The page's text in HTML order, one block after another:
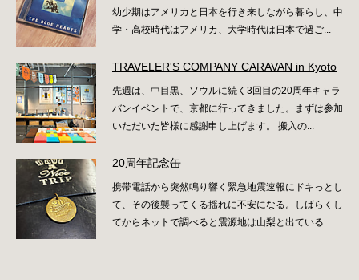
幼少期はアメリカと日本を行き来しながら暮らし、中
学・高校時代はアメリカ、大学時代は日本で過ご...
TRAVELER'S COMPANY CARAVAN in Kyoto
先週は、中目黒、ソウルに続く3回目の20周年キャラ
バンイベントで、京都に行ってきました。まずは参加
いただいた皆様に感謝申し上げます。 搬入の...
20周年記念缶
携帯電話から突然鳴り響く緊急地震速報にドキっとし
て、その後襲ってくる揺れに不安になる。しばらくし
てからネットで調べると震源地は山梨と出ている...